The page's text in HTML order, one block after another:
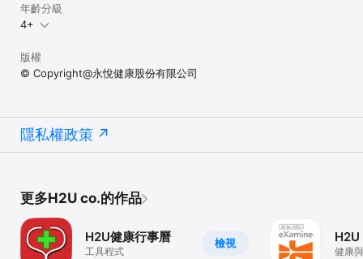
年齡分級
4+
版權
© Copyright@永悅健康股份有限公司
隱私權政策
更多H2U co.的作品
檢視
H2U健康行事曆
工具程式 健康